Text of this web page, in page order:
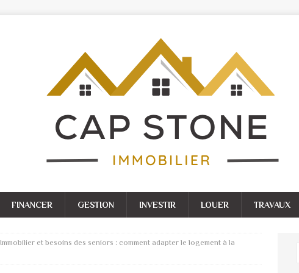
FINANCER GESTION INVESTIR LOUER TRAVAUX
Immobilier et besoins des seniors : comment adapter le logement à la